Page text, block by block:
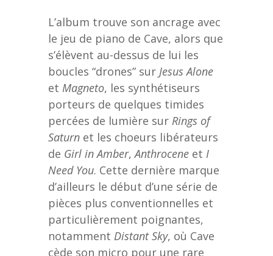
L’album trouve son ancrage avec
le jeu de piano de Cave, alors que
s’élèvent au-dessus de lui les
boucles “drones” sur Jesus Alone
et Magneto, les synthétiseurs
porteurs de quelques timides
percées de lumière sur Rings of
Saturn et les choeurs libérateurs
de Girl in Amber,Anthrocene et I
Need You. Cette dernière marque
d’ailleurs le début d’une série de
pièces plus conventionnelles et
particulièrement poignantes,
notamment Distant Sky, où Cave
cède son micro pour une rare